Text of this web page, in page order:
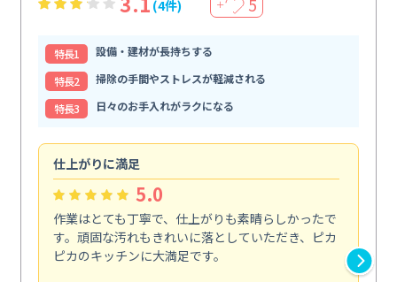
(4件) ＋ 5
特⻑1
設備・建材が長持ちする
特⻑2
掃除の手間やストレスが軽減される
特⻑3
日々のお手入れがラクになる
仕上がりに満足
5.0
作業はとても丁寧で、仕上がりも素晴らしかったで
す。頑固な汚れもきれいに落としていただき、ピカ
ピカのキッチンに大満足です。